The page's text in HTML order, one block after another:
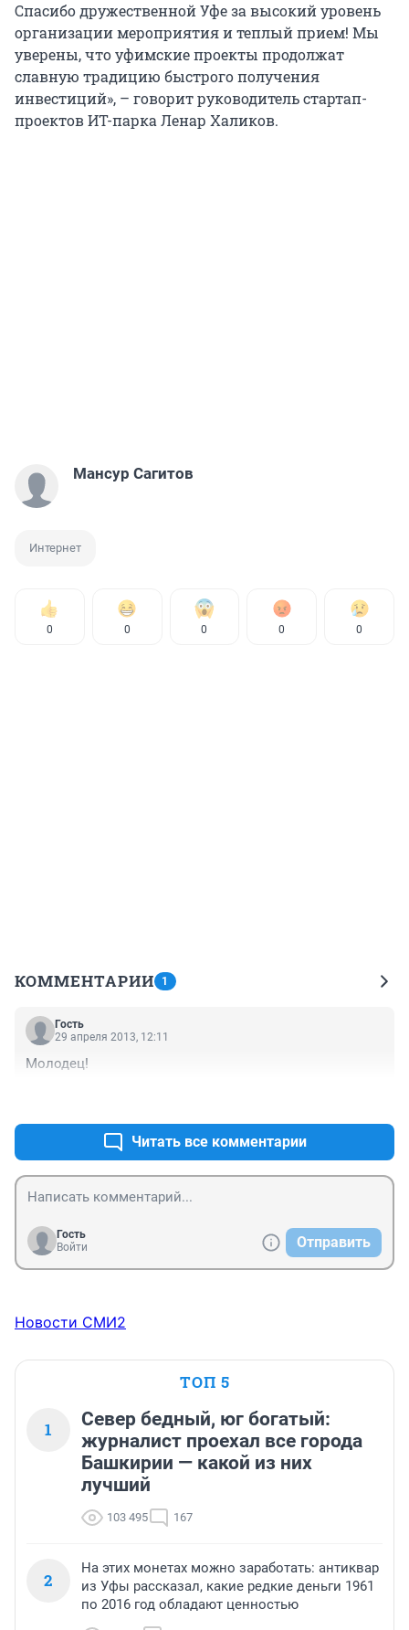
Спасибо дружественной Уфе за высокий уровень
организации мероприятия и теплый прием! Мы
уверены, что уфимские проекты продолжат
славную традицию быстрого получения
инвестиций», – говорит руководитель стартап-
проектов ИТ-парка Ленар Халиков.
Мансур Сагитов
Интернет
0 0 0 0 0
КОММЕНТАРИИ 1
Гость
29 апреля 2013, 12:11
Молодец!
Читать все комментарии
Гость
Войти
Отправить
Новости СМИ2
ТОП 5
1
Север бедный, юг богатый:
журналист проехал все города
Башкирии — какой из них
лучший
103 495 167
2
На этих монетах можно заработать: антиквар
из Уфы рассказал, какие редкие деньги 1961
по 2016 год обладают ценностью